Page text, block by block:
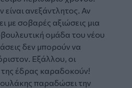
ανεξάντλητος. Αν
με σοβαρές αξιώσεις μια
ομάδα του νέου
δεν μπορούν να
Εξάλλου, οι
της έδρας καραδοκούν!
παραδώσει την